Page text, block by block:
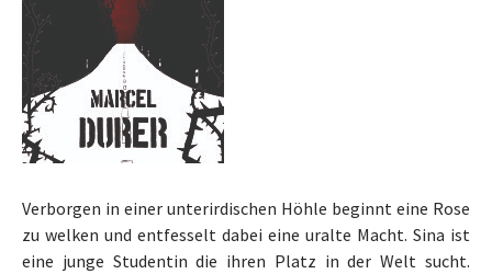
Verborgen in einer unterirdischen Höhle beginnt eine Rose
zu welken und entfesselt dabei eine uralte Macht. Sina ist
eine junge Studentin die ihren Platz in der Welt sucht.